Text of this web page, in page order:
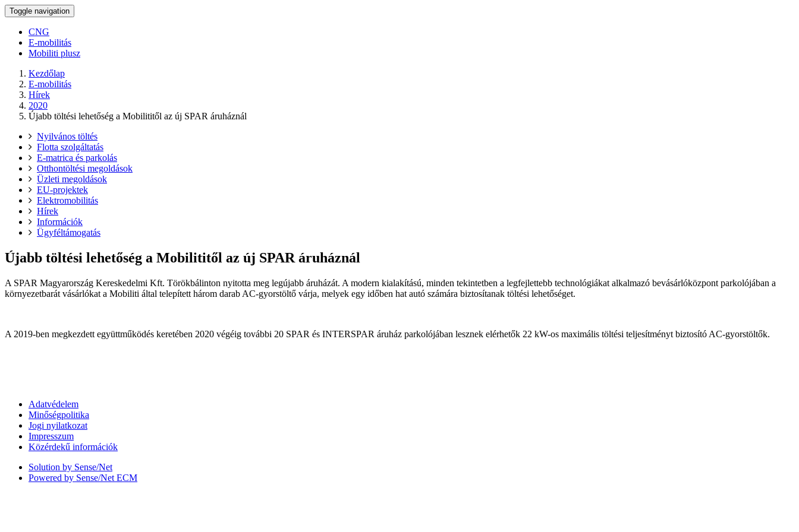
Toggle navigation
CNG
E-mobilitás
Mobiliti plusz
Kezdőlap
E-mobilitás
Hírek
2020
Újabb töltési lehetőség a Mobilititől az új SPAR áruháznál
Nyilvános töltés
Flotta szolgáltatás
E-matrica és parkolás
Otthontöltési megoldások
Üzleti megoldások
EU-projektek
Elektromobilitás
Hírek
Információk
Ügyféltámogatás
Újabb töltési lehetőség a Mobilititől az új SPAR áruháznál
A SPAR Magyarország Kereskedelmi Kft. Törökbálinton nyitotta meg legújabb áruházát. A modern kialakítású, minden tekintetben a legfejlettebb technológiákat alkalmazó bevásárlóközpont parkolójában a
környezetbarát vásárlókat a Mobiliti által telepített három darab AC-gyorstöltő várja, melyek egy időben hat autó számára biztosítanak töltési lehetőséget.
A 2019-ben megkezdett együttműködés keretében 2020 végéig további 20 SPAR és INTERSPAR áruház parkolójában lesznek elérhetők 22 kW-os maximális töltési teljesítményt biztosító AC-gyorstöltők.
Adatvédelem
Minőségpolitika
Jogi nyilatkozat
Impresszum
Közérdekű információk
Solution by Sense/Net
Powered by Sense/Net ECM